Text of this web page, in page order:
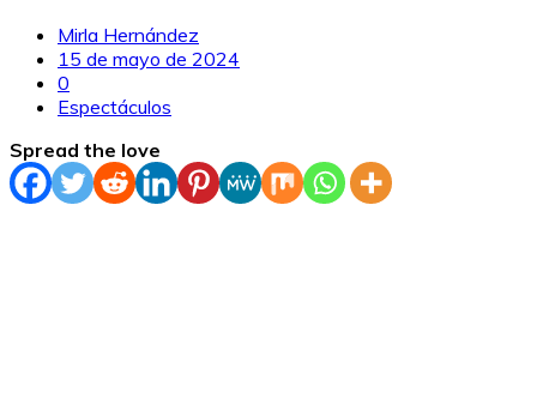
Mirla Hernández
15 de mayo de 2024
0
Espectáculos
Spread the love